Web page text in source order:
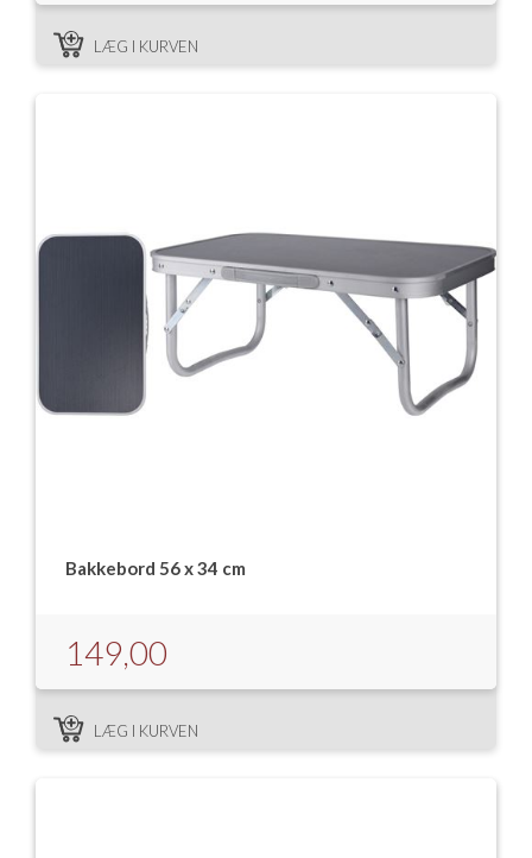
LÆG I KURVEN
Bakkebord 56 x 34 cm
149,00
LÆG I KURVEN